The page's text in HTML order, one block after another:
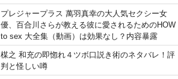
プレジャープラス 萬羽真幸の大人気セクシー女
優、百合川さらが教える彼に愛されるためのHOW
to sex 大全集（動画）は効果なし？内容暴露
楳之 和充の即惚れ４ツボ口説き術のネタバレ！評
判と怪しい噂